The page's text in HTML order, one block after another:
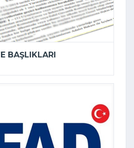
BAŞLIKLARI